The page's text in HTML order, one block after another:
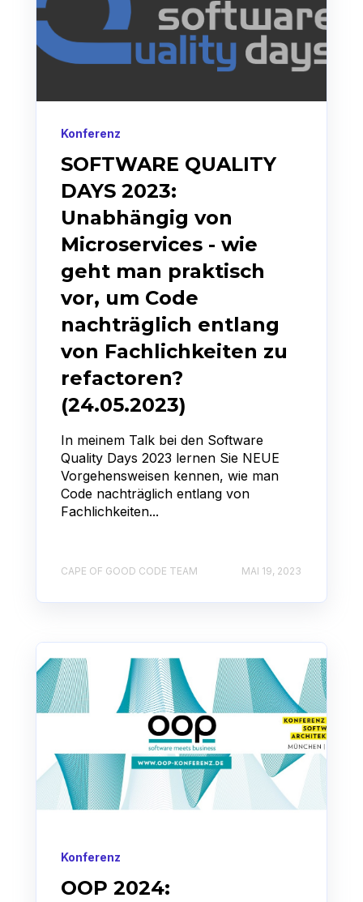
Konferenz
SOFTWARE QUALITY
DAYS 2023:
Unabhängig von
Microservices - wie
geht man praktisch
vor, um Code
nachträglich entlang
von Fachlichkeiten zu
refactoren?
(24.05.2023)
In meinem Talk bei den Software
Quality Days 2023 lernen Sie NEUE
Vorgehensweisen kennen, wie man
Code nachträglich entlang von
Fachlichkeiten...
CAPE OF GOOD CODE TEAM MAI 19, 2023
Konferenz
OOP 2024: